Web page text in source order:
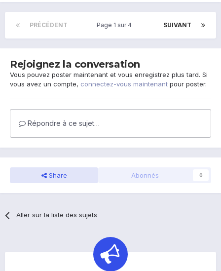
PRÉCÉDENT SUIVANT
Page 1 sur 4
Rejoignez la conversation
Vous pouvez poster maintenant et vous enregistrez plus tard. Si
vous avez un compte, connectez-vous maintenant pour poster.
Répondre à ce sujet…
Share Abonnés 0
Aller sur la liste des sujets